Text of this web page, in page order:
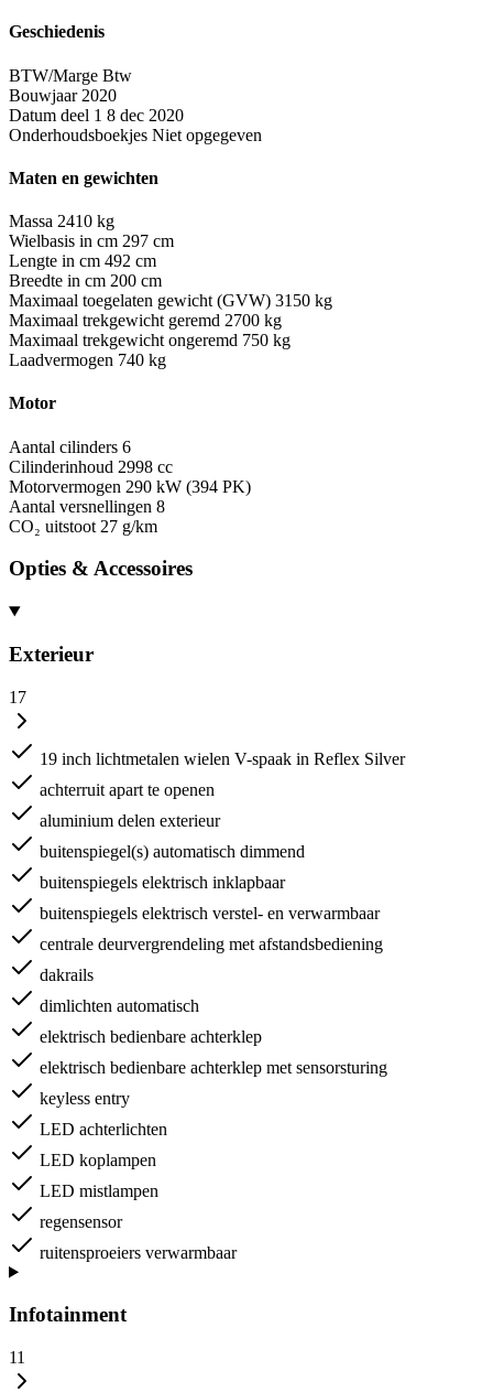
Geschiedenis
BTW/Marge Btw
Bouwjaar 2020
Datum deel 1 8 dec 2020
Onderhoudsboekjes Niet opgegeven
Maten en gewichten
Massa 2410 kg
Wielbasis in cm 297 cm
Lengte in cm 492 cm
Breedte in cm 200 cm
Maximaal toegelaten gewicht (GVW) 3150 kg
Maximaal trekgewicht geremd 2700 kg
Maximaal trekgewicht ongeremd 750 kg
Laadvermogen 740 kg
Motor
Aantal cilinders 6
Cilinderinhoud 2998 cc
Motorvermogen 290 kW (394 PK)
Aantal versnellingen 8
CO₂ uitstoot 27 g/km
Opties & Accessoires
Exterieur
17
19 inch lichtmetalen wielen V-spaak in Reflex Silver
achterruit apart te openen
aluminium delen exterieur
buitenspiegel(s) automatisch dimmend
buitenspiegels elektrisch inklapbaar
buitenspiegels elektrisch verstel- en verwarmbaar
centrale deurvergrendeling met afstandsbediening
dakrails
dimlichten automatisch
elektrisch bedienbare achterklep
elektrisch bedienbare achterklep met sensorsturing
keyless entry
LED achterlichten
LED koplampen
LED mistlampen
regensensor
ruitensproeiers verwarmbaar
Infotainment
11